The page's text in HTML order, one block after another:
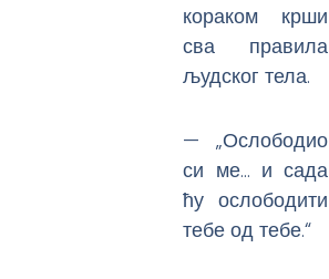
кораком крши
сва правила
људског тела.
— „Ослободио
си ме… и сада
ћу ослободити
тебе од тебе.“